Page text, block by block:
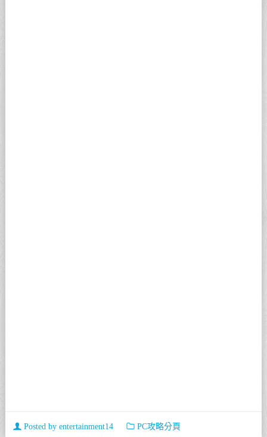
Posted by entertainment14 PC攻略分頁